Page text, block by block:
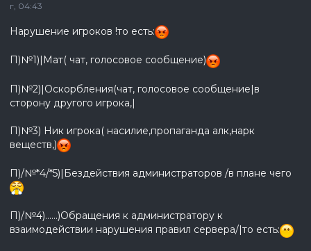
г, 04:43
Нарушение игроков !то есть:
П)№1)|Мат( чат, голосовое сообщение)
П)№2)|Оскорбления(чат, голосовое сообщение|в
сторону другого игрока,|
П)№3) Ник игрока( насилие,пропаганда алк,нарк
веществ,)
П)/№*4/*5)|Бездействия администраторов /в плане чего
П)/№4)......)Обращения к администратору к
взаимодействии нарушения правил сервера/|то есть: